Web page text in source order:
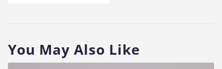
You May Also Like